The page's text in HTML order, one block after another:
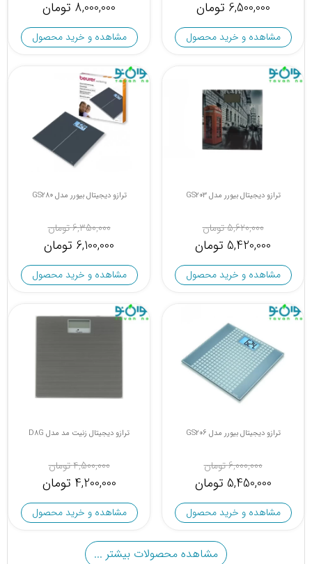
6,500,000 تومان
مشاهده و خرید محصول
8,000,000 تومان
مشاهده و خرید محصول
ترازو دیجیتال بیورر مدل GS203
5,620,000 تومان
5,420,000 تومان
مشاهده و خرید محصول
ترازو دیجیتال بیورر مدل GS280
6,350,000 تومان
6,100,000 تومان
مشاهده و خرید محصول
ترازو دیجیتال بیورر مدل GS206
6,000,000 تومان
5,450,000 تومان
مشاهده و خرید محصول
ترازو دیجیتال زنیت مد مدل D8G
4,500,000 تومان
4,200,000 تومان
مشاهده و خرید محصول
مشاهده محصولات بیشتر ...